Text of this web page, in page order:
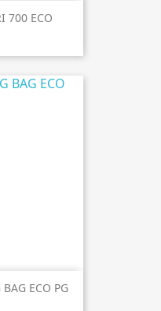
700 ECO
ECO PG